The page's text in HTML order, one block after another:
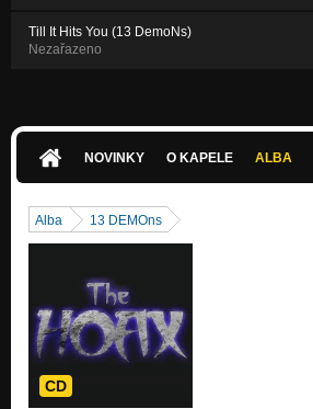
Till It Hits You (13 DemoNs)
Nezařazeno
NOVINKY O KAPELE ALBA
Alba 13 DEMOns
CD